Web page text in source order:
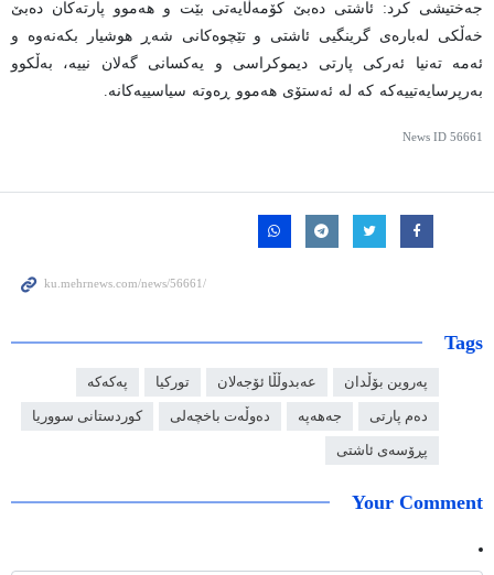
جەختیشی کرد: ئاشتی دەبێ کۆمەڵایەتی بێت و هەموو پارتەکان دەبێ
خەڵکی لەبارەی گرینگیی ئاشتی و تێچوەکانی شەڕ هوشیار بکەنەوە و
ئەمە تەنیا ئەرکی پارتی دیموکراسی و یەکسانی گەلان نییە، بەڵکوو
بەرپرسایەتییەکە کە لە ئەستۆی هەموو ڕەوتە سیاسییەکانە.
News ID 56661
Tags
پەروین بۆڵدان عەبدوڵڵا ئۆجەلان تورکیا پەکەکە
دەم پارتی جەهەپە دەوڵەت باخچەلی کوردستانی سووریا
پڕۆسەی ئاشتی
Your Comment